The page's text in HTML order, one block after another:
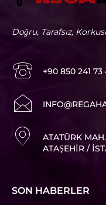
Doğru, Tarafsız,
+90 850 241 73
I
ATATÜRK
ATAŞEHIR /
SON HABERLER